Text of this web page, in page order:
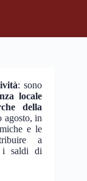
: sono
locale
della
agosto, in
e le
a
i saldi di